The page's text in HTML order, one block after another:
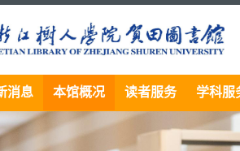
消息 本馆概况 读者服务 学科服